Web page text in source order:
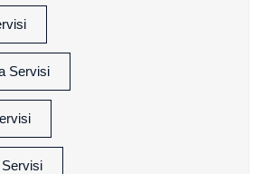
Servisi